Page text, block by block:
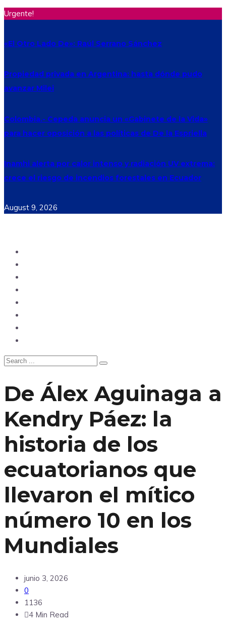
Urgente!
«El Otro Lado De»: Raúl Serrano Sánchez
Propiedad privada en Argentina: hasta dónde pudo
avanzar Milei
Colombia.- Cepeda anuncia un «Gabinete de la Vida»
para hacer oposición a las políticas de De la Espriella
Inamhi alerta por calor intenso y radiación UV extrema:
crece el riesgo de incendios forestales en Ecuador
August 9, 2026
De Álex Aguinaga a
Kendry Páez: la
historia de los
ecuatorianos que
llevaron el mítico
número 10 en los
Mundiales
junio 3, 2026
0
1136
4 Min Read